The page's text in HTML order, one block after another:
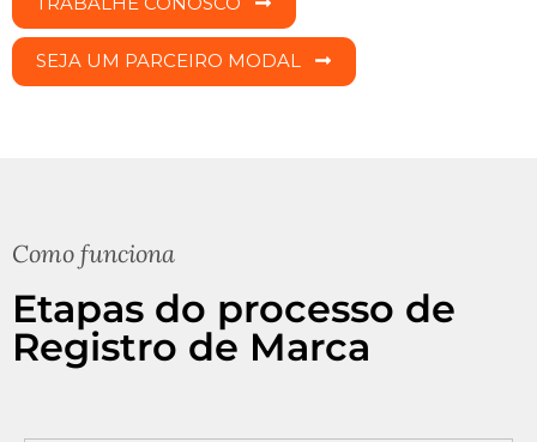
SEJA UM PARCEIRO MODAL
Como funciona
Etapas do processo de
Registro de Marca